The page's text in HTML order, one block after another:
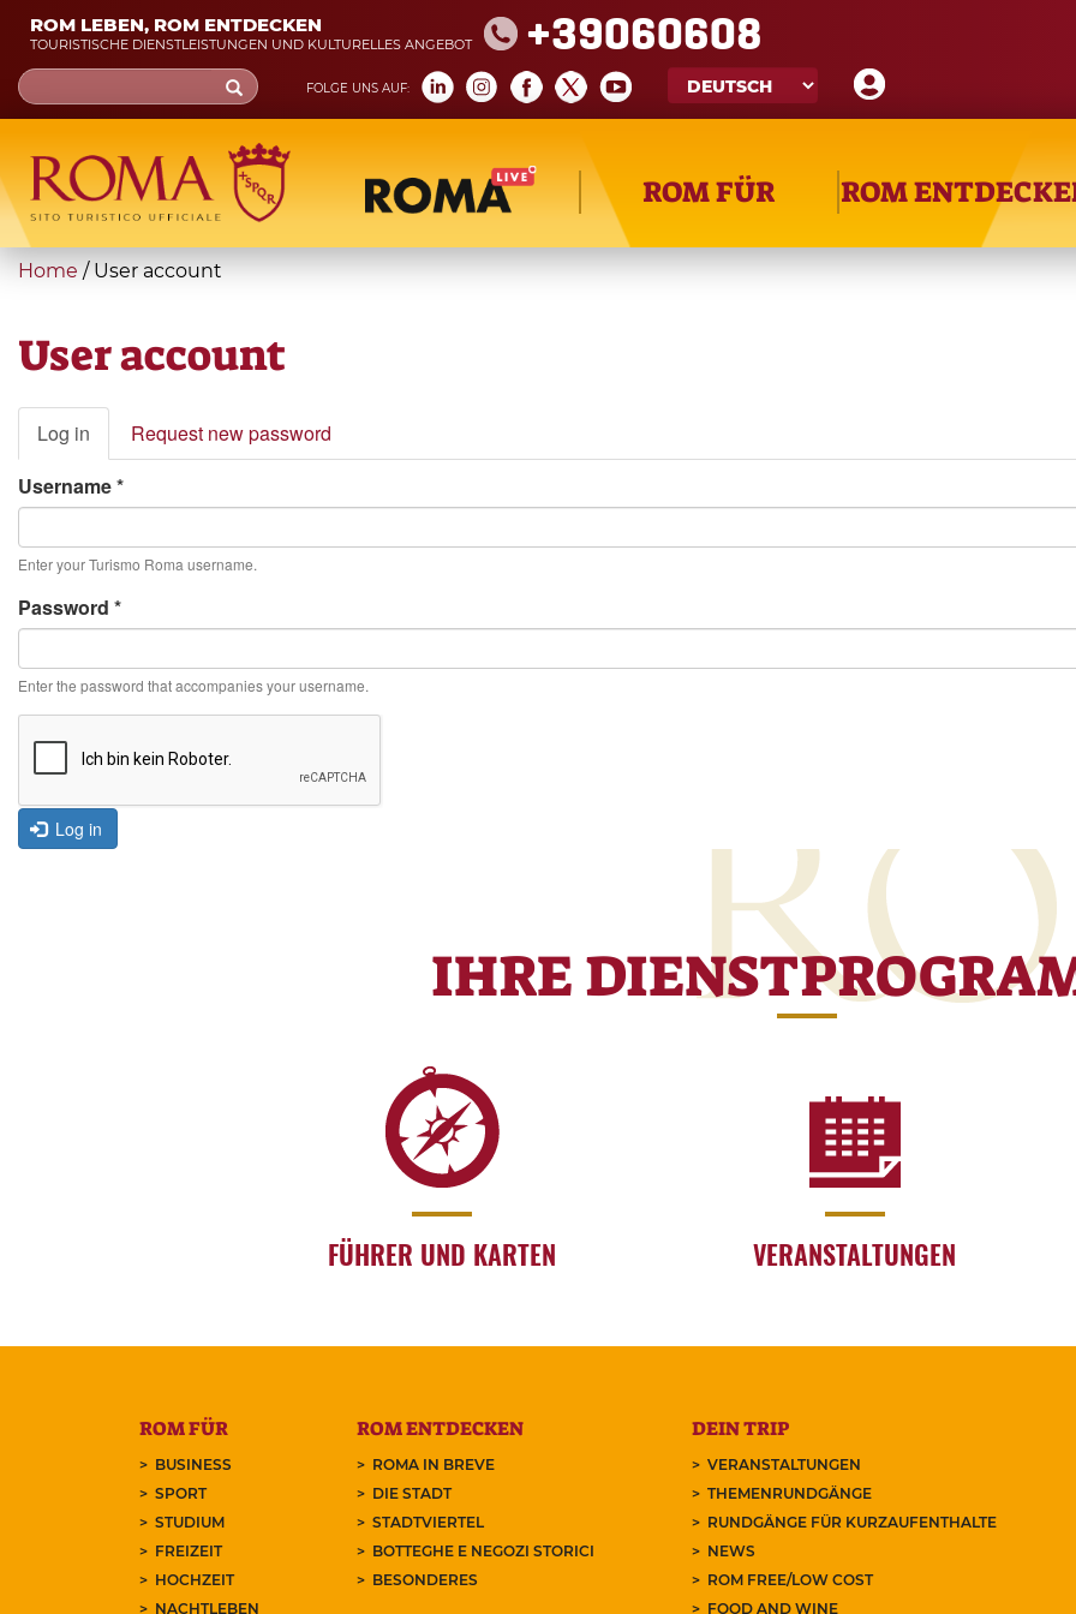
Skip
main
content
ROM LEBEN, ROM ENTDECKEN
TOURISTISCHE DIENSTLEISTUNGEN UND KULTURELLES ANGEBOT +39060608
FOLGE UNS AUF:
Search
form
Suche
ROM FÜR ROM
You
here
Home / User account
User account
Primary
tabs
Log in (active
tab)
Request new password
Username*
Enter your Turismo Roma username.
Password *
Enter the password that accompanies your username.
Log in
IHRE
FÜHRER UND KARTEN VERANSTALTUNGEN
ROM FÜR
BUSINESS
SPORT
STUDIUM
FREIZEIT
HOCHZEIT
NACHTLEBEN
ROM ENTDECKEN
ROMA IN BREVE
DIE STADT
STADTVIERTEL
BOTTEGHE E NEGOZI STORICI
BESONDERES
DEIN TRIP
VERANSTALTUNGEN
THEMENRUNDGÄNGE
RUNDGÄNGE FÜR KURZAUFENTHALTE
NEWS
ROM FREE/LOW COST
FOOD AND WINE